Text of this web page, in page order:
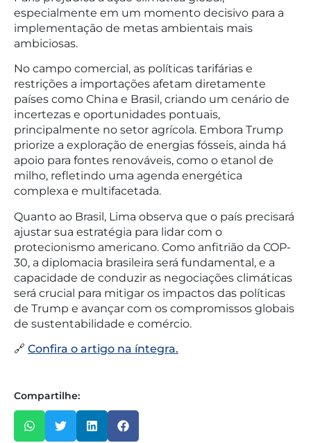
especialmente em um momento decisivo para a
implementação de metas ambientais mais
ambiciosas.
No campo comercial, as políticas tarifárias e
restrições a importações afetam diretamente
países como China e Brasil, criando um cenário de
incertezas e oportunidades pontuais,
principalmente no setor agrícola. Embora Trump
priorize a exploração de energias fósseis, ainda há
apoio para fontes renováveis, como o etanol de
milho, refletindo uma agenda energética
complexa e multifacetada.
Quanto ao Brasil, Lima observa que o país precisará
ajustar sua estratégia para lidar com o
protecionismo americano. Como anfitrião da COP-
30, a diplomacia brasileira será fundamental, e a
capacidade de conduzir as negociações climáticas
será crucial para mitigar os impactos das políticas
de Trump e avançar com os compromissos globais
de sustentabilidade e comércio.
🔗 Confira o artigo na íntegra.
Compartilhe: